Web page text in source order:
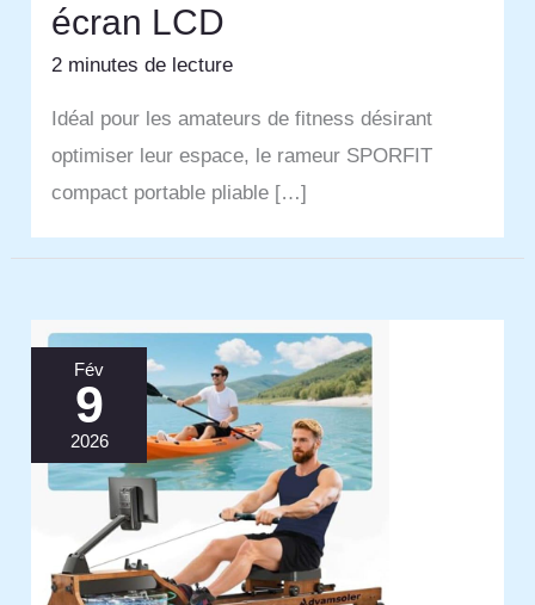
écran LCD
2 minutes de lecture
Idéal pour les amateurs de fitness désirant
optimiser leur espace, le rameur SPORFIT
compact portable pliable […]
Fév
9
2026